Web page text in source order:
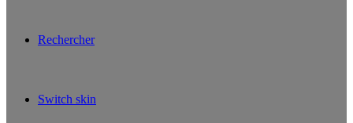
Rechercher
Switch skin